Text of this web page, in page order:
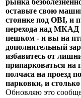
оставьте свою
стоянке под OBI, и
перехода над МКАД
пешком - и вы на
дополнительный
избавитесь от
припарковаться на
полчаса на проезд
парковки, и
Обновляю это